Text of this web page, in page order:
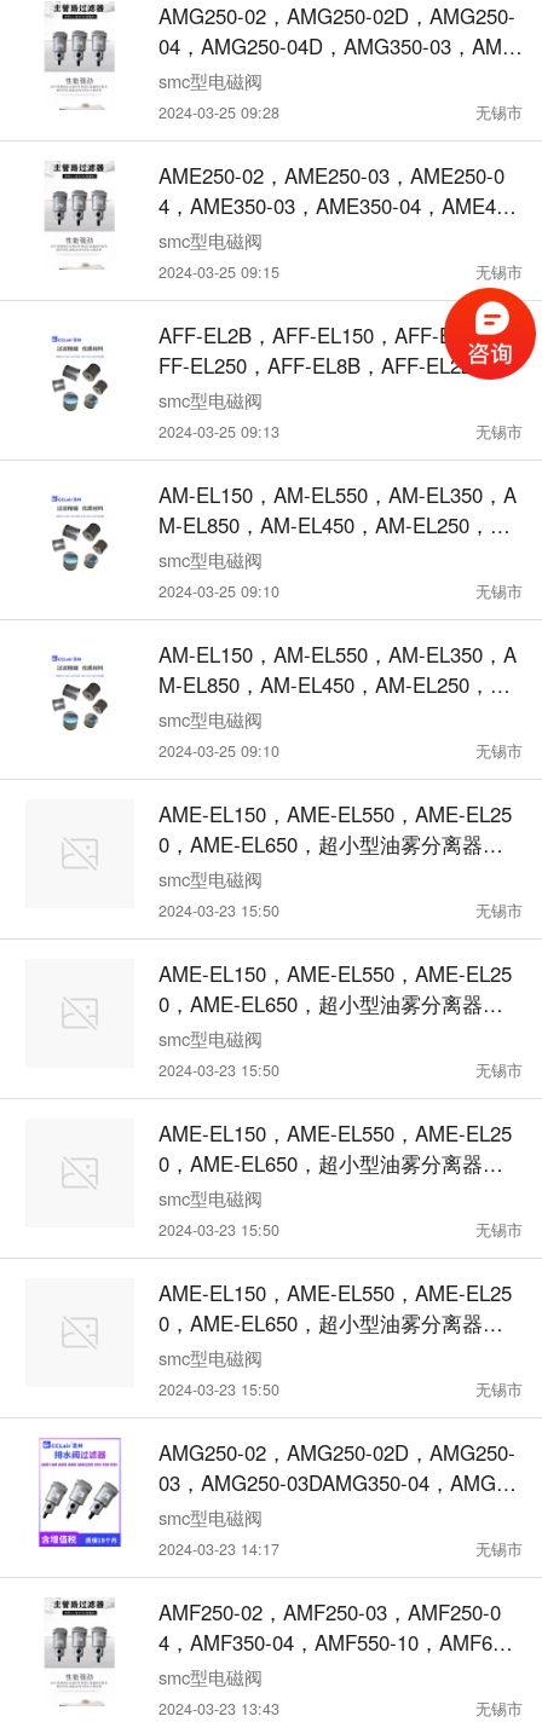
AMG250-02，AMG250-02D，AMG250-
04，AMG250-04D，AMG350-03，AMG
350-03D，AMG250-03，AMG250-03
D，排水过滤器水份分离器
smc型电磁阀
2024-03-25 09:28 无锡市
AME250-02，AME250-03，AME250-0
4，AME350-03，AME350-04，AME450
-04，AME450-06，AME550-06，超小型
油雾分离器
smc型电磁阀
2024-03-25 09:15 无锡市
AFF-EL2B，AFF-EL150，AFF-EL4B，A
FF-EL250，AFF-EL8B，AFF-EL22B，A
FF-EL550，AFF-EL37B，AFF-EL650，
AFF-EL350，AFF-EL11B，AFF-EL45
0，滤芯AFF精密
smc型电磁阀
2024-03-25 09:13 无锡市
AM-EL150，AM-EL550，AM-EL350，A
M-EL850，AM-EL450，AM-EL250，AM
-EL650，油雾分离器滤芯AM
smc型电磁阀
2024-03-25 09:10 无锡市
AM-EL150，AM-EL550，AM-EL350，A
M-EL850，AM-EL450，AM-EL250，AM
-EL650，油雾分离器滤芯AM
smc型电磁阀
2024-03-25 09:10 无锡市
AME-EL150，AME-EL550，AME-EL25
0，AME-EL650，超小型油雾分离器滤
芯AME
smc型电磁阀
2024-03-23 15:50 无锡市
AME-EL150，AME-EL550，AME-EL25
0，AME-EL650，超小型油雾分离器滤
芯AME
smc型电磁阀
2024-03-23 15:50 无锡市
AME-EL150，AME-EL550，AME-EL25
0，AME-EL650，超小型油雾分离器滤
芯AME
smc型电磁阀
2024-03-23 15:50 无锡市
AME-EL150，AME-EL550，AME-EL25
0，AME-EL650，超小型油雾分离器滤
芯AME
smc型电磁阀
2024-03-23 15:50 无锡市
AMG250-02，AMG250-02D，AMG250-
03，AMG250-03DAMG350-04，AMG35
0-04D，AMG450-04，AMG450-04
D，，AMG250-04，AMG250-04D，AM
G350-03，AMG350-03D，水份分离器
smc型电磁阀
2024-03-23 14:17 无锡市
AMF250-02，AMF250-03，AMF250-0
4，AMF350-04，AMF550-10，AMF650-
10，AMF650-14，AMF850-14，AMF45
0-04，AMF450-06，AMF550-06，AMF3
smc型电磁阀
2024-03-23 13:43 无锡市